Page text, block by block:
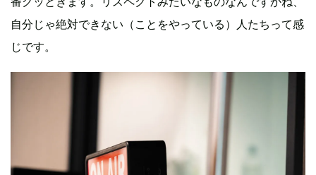
自分じゃ絶対できない（ことをやっている）人たちって感
じです。